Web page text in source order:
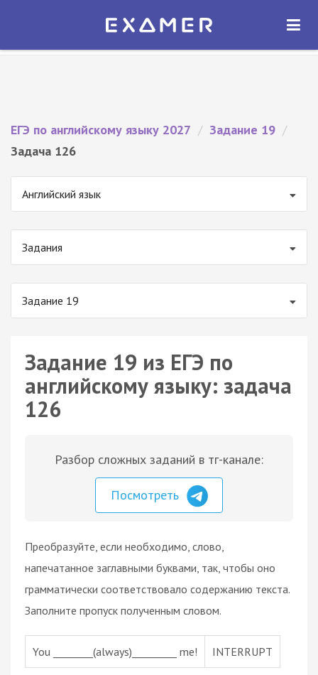
Экзамер — ЕГЭ 2027
ОТКРЫТЬ
ЕГЭ по английскому языку 2027 / Задание 19 /
Задача 126
Английский язык
Задания
Задание 19
Задание 19 из ЕГЭ по
английскому языку: задача
126
Разбор сложных заданий в тг-канале:
Посмотреть
Преобразуйте, если необходимо, слово,
напечатанное заглавными буквами, так, чтобы оно
грамматически соответствовало содержанию текста.
Заполните пропуск полученным словом.
You ________(always)_________ me! INTERRUPT